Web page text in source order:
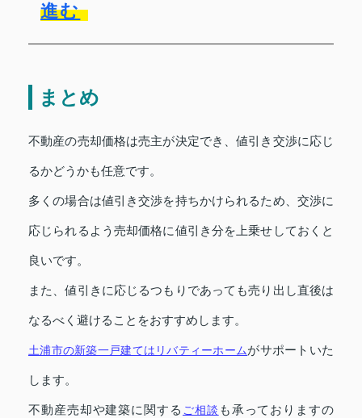
進む
まとめ
不動産の売却価格は売主が決定でき、値引き交渉に応じ
るかどうかも任意です。
多くの場合は値引き交渉を持ちかけられるため、交渉に
応じられるよう売却価格に値引き分を上乗せしておくと
良いです。
また、値引きに応じるつもりであっても売り出し直後は
なるべく避けることをおすすめします。
土浦市の新築一戸建てはリバティーホームがサポートいた
します。
不動産売却や建築に関する ご相談 も承っておりますの